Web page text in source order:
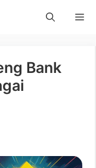
Bank